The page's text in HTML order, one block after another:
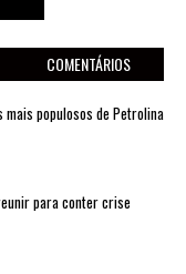
COMENTÁRIOS
mais populosos de Petrolina
para conter crise